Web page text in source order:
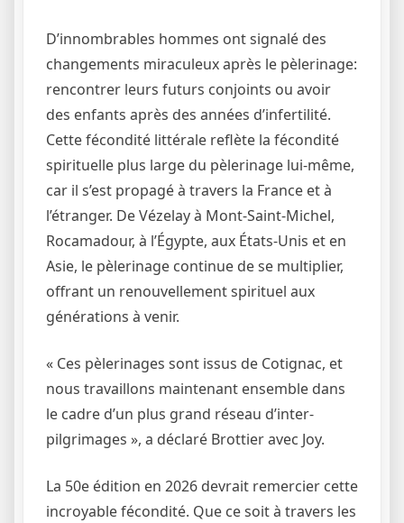
D’innombrables hommes ont signalé des
changements miraculeux après le pèlerinage:
rencontrer leurs futurs conjoints ou avoir
des enfants après des années d’infertilité.
Cette fécondité littérale reflète la fécondité
spirituelle plus large du pèlerinage lui-même,
car il s’est propagé à travers la France et à
l’étranger. De Vézelay à Mont-Saint-Michel,
Rocamadour, à l’Égypte, aux États-Unis et en
Asie, le pèlerinage continue de se multiplier,
offrant un renouvellement spirituel aux
générations à venir.
« Ces pèlerinages sont issus de Cotignac, et
nous travaillons maintenant ensemble dans
le cadre d’un plus grand réseau d’inter-
pilgrimages », a déclaré Brottier avec Joy.
La 50e édition en 2026 devrait remercier cette
incroyable fécondité. Que ce soit à travers les